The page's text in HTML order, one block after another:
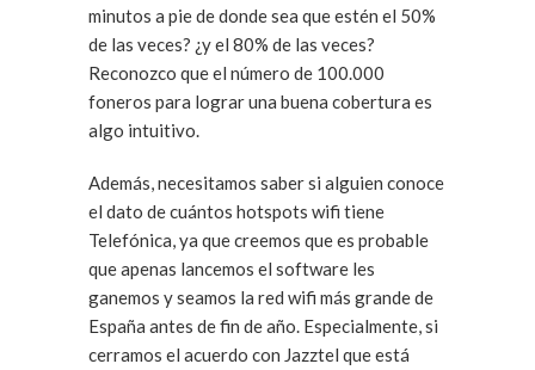
minutos a pie de donde sea que estén el 50%
de las veces? ¿y el 80% de las veces?
Reconozco que el número de 100.000
foneros para lograr una buena cobertura es
algo intuitivo.
Además, necesitamos saber si alguien conoce
el dato de cuántos hotspots wifi tiene
Telefónica, ya que creemos que es probable
que apenas lancemos el software les
ganemos y seamos la red wifi más grande de
España antes de fin de año. Especialmente, si
cerramos el acuerdo con Jazztel que está